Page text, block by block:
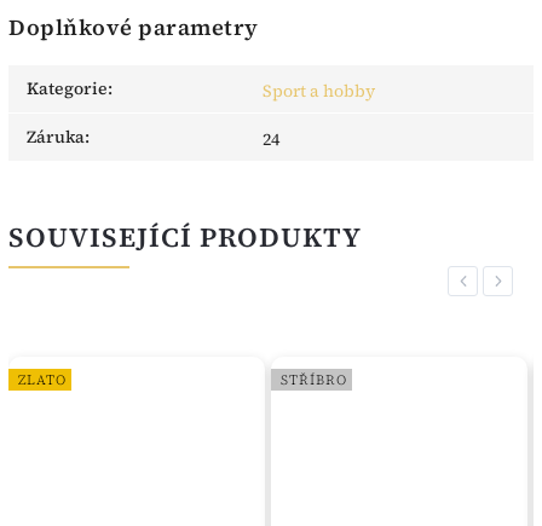
Doplňkové parametry
Kategorie:
Sport a hobby
Záruka: 24
SOUVISEJÍCÍ PRODUKTY
Previous
ZLATO STŘÍBRO
Next